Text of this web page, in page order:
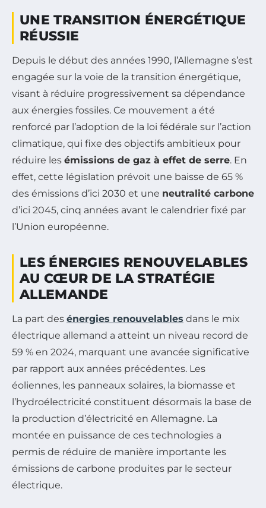
UNE TRANSITION ÉNERGÉTIQUE
RÉUSSIE
Depuis le début des années 1990, l’Allemagne s’est
engagée sur la voie de la transition énergétique,
visant à réduire progressivement sa dépendance
aux énergies fossiles. Ce mouvement a été
renforcé par l’adoption de la loi fédérale sur l’action
climatique, qui fixe des objectifs ambitieux pour
réduire les émissions de gaz à effet de serre. En
effet, cette législation prévoit une baisse de 65 %
des émissions d’ici 2030 et une neutralité carbone
d’ici 2045, cinq années avant le calendrier fixé par
l’Union européenne.
LES ÉNERGIES RENOUVELABLES
AU CŒUR DE LA STRATÉGIE
ALLEMANDE
La part des énergies renouvelables dans le mix
électrique allemand a atteint un niveau record de
59 % en 2024, marquant une avancée significative
par rapport aux années précédentes. Les
éoliennes, les panneaux solaires, la biomasse et
l’hydroélectricité constituent désormais la base de
la production d’électricité en Allemagne. La
montée en puissance de ces technologies a
permis de réduire de manière importante les
émissions de carbone produites par le secteur
électrique.